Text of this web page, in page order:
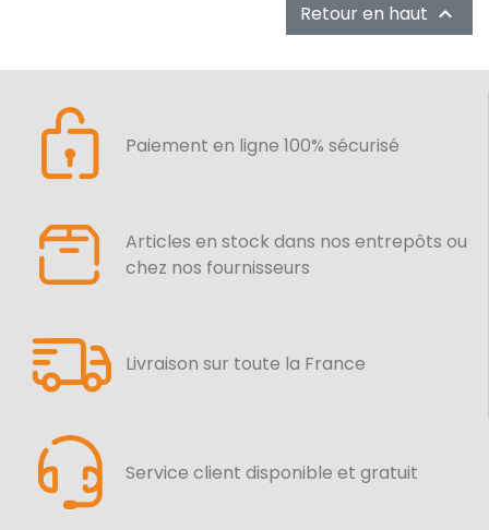
Retour en haut 
Paiement en ligne 100% sécurisé
Articles en stock dans nos entrepôts ou
chez nos fournisseurs
Livraison sur toute la France
Service client disponible et gratuit